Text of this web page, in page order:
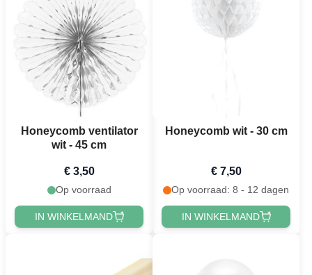
Honeycomb ventilator
wit - 45 cm
€ 3,50
Op voorraad
IN WINKELMAND
Honeycomb wit - 30 cm
€ 7,50
Op voorraad: 8 - 12 dagen
IN WINKELMAND